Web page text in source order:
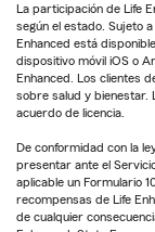
La participación de Life
según el estado. Sujeto
Enhanced está
dispositivo móvil iOS o
Enhanced. Los clientes
sobre salud y bienestar.
acuerdo de licencia.
De conformidad con la
presentar ante el
aplicable un Formulario
recompensas de Life
de cualquier